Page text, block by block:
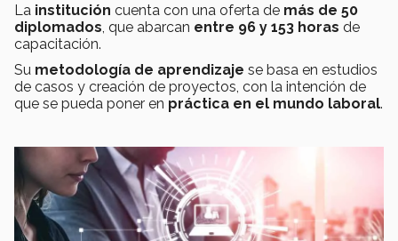
La institución cuenta con una oferta de más de 50
diplomados , que abarcan entre 96 y 153 horas de
capacitación.
Su metodología de aprendizaje se basa en estudios
de casos y creación de proyectos, con la intención de
que se pueda poner en práctica en el mundo laboral.